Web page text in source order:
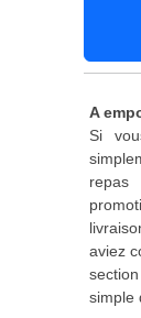
A
Si
repas
aviez
simple